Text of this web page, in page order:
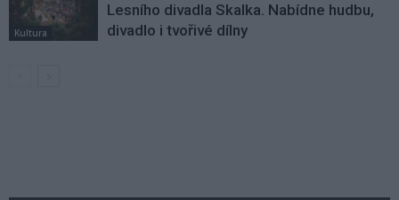
Kultura
Lesního divadla Skalka. Nabídne hudbu,
divadlo i tvořivé dílny